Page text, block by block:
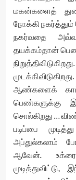
மகன்களைத்
நோக்கி
நகர்வதை
தயக்கம்தான்
ஆண்களைக்
பெண்களுக்கு
சொல்கிறது …
படிப்பை
அப்துல்கலாம்
ஆவேன்.